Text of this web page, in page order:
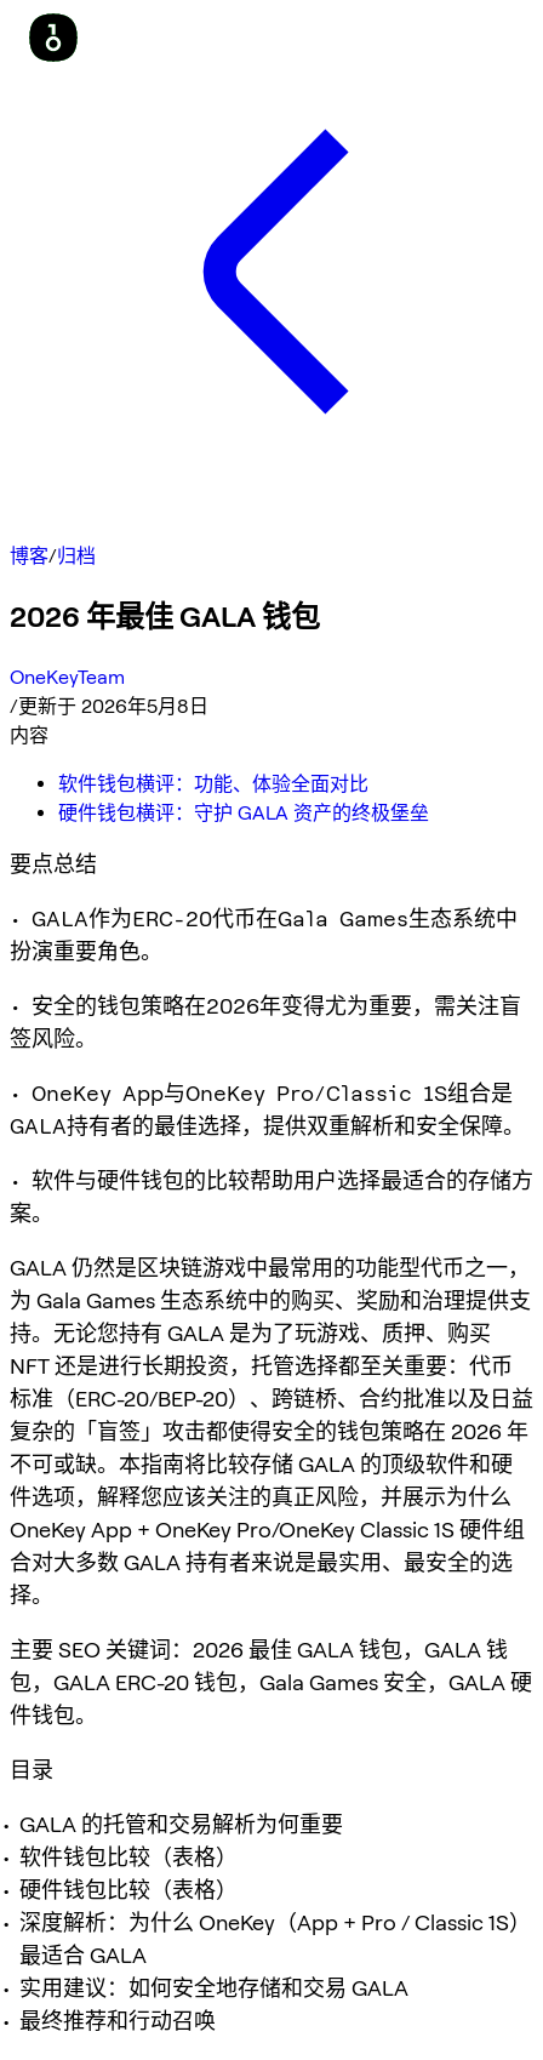
博客/归档
2026 年最佳 GALA 钱包
OneKeyTeam
/更新于 2026年5月8日
内容
软件钱包横评：功能、体验全面对比
硬件钱包横评：守护 GALA 资产的终极堡垒
要点总结
• GALA作为ERC-20代币在Gala Games生态系统中
扮演重要角色。
• 安全的钱包策略在2026年变得尤为重要，需关注盲
签风险。
• OneKey App与OneKey Pro/Classic 1S组合是
GALA持有者的最佳选择，提供双重解析和安全保障。
• 软件与硬件钱包的比较帮助用户选择最适合的存储方
案。
GALA 仍然是区块链游戏中最常用的功能型代币之一，
为 Gala Games 生态系统中的购买、奖励和治理提供支
持。无论您持有 GALA 是为了玩游戏、质押、购买
NFT 还是进行长期投资，托管选择都至关重要：代币
标准（ERC-20/BEP-20）、跨链桥、合约批准以及日益
复杂的「盲签」攻击都使得安全的钱包策略在 2026 年
不可或缺。本指南将比较存储 GALA 的顶级软件和硬
件选项，解释您应该关注的真正风险，并展示为什么
OneKey App + OneKey Pro/OneKey Classic 1S 硬件组
合对大多数 GALA 持有者来说是最实用、最安全的选
择。
主要 SEO 关键词：2026 最佳 GALA 钱包，GALA 钱
包，GALA ERC-20 钱包，Gala Games 安全，GALA 硬
件钱包。
目录
GALA 的托管和交易解析为何重要
软件钱包比较（表格）
硬件钱包比较（表格）
深度解析：为什么 OneKey（App + Pro / Classic 1S）
最适合 GALA
实用建议：如何安全地存储和交易 GALA
最终推荐和行动召唤